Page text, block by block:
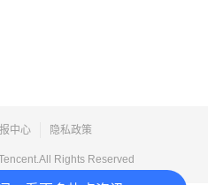
中心 隐私政策
Rights Reserved